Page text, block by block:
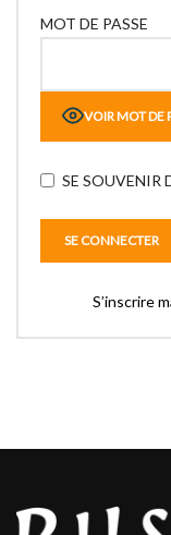
MOT DE PASSE
VOIR MOT DE
SE SOUVENIR
S’inscrire